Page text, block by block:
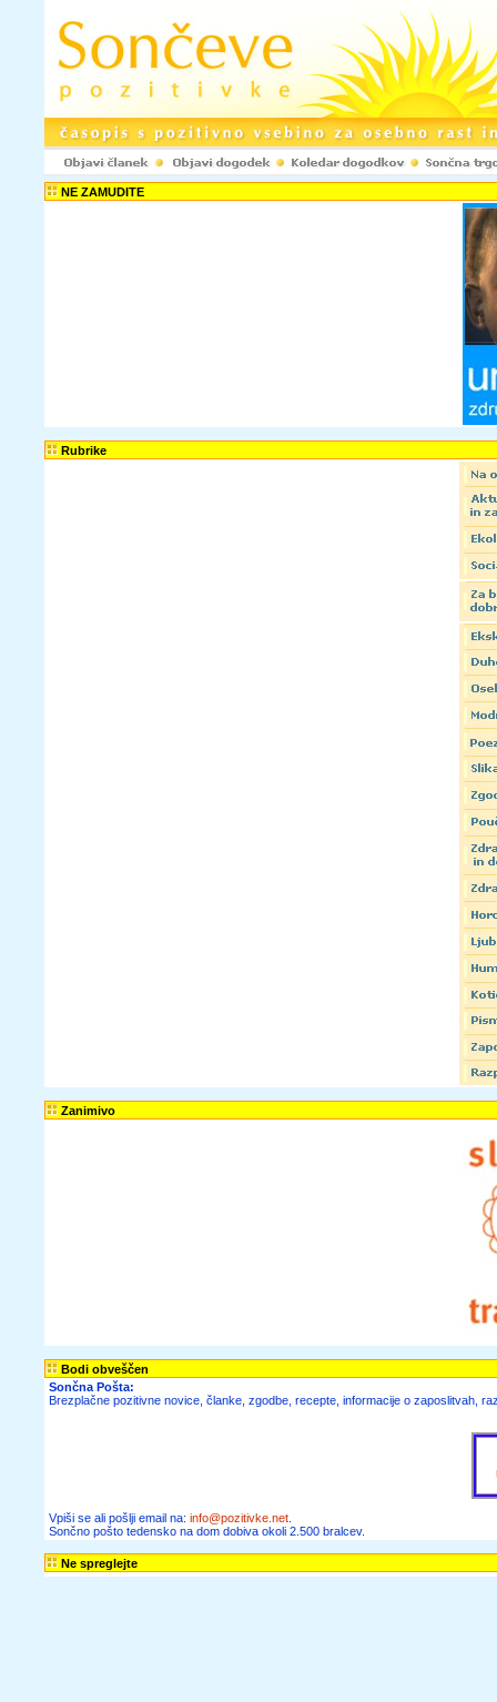
NE ZAMUDITE
Rubrike
Zanimivo
Bodi obveščen
Sončna Pošta:
Brezplačne pozitivne novice, članke, zgodbe, recepte, informacije o zaposlitvah,
Vpiši se ali pošlji email na: info@pozitivke.net
Sončno pošto tedensko na dom dobiva okoli 2.500 bralcev.
Ne spreglejte